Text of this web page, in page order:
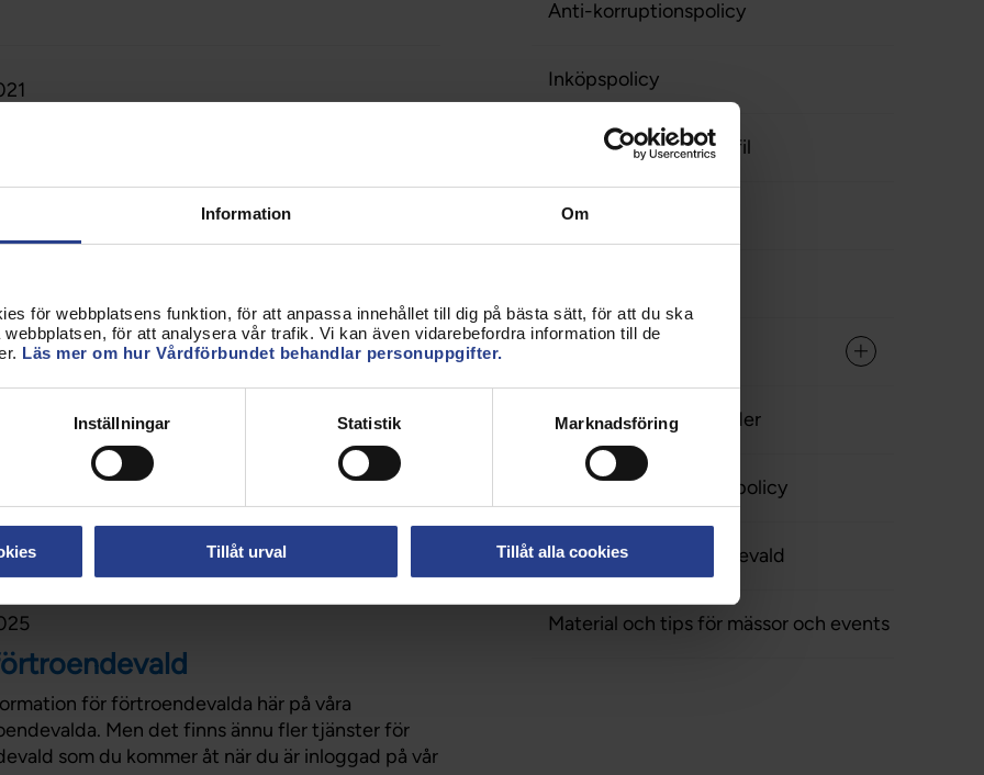
Information Om
för webbplatsens funktion, för att anpassa innehållet till dig på bästa sätt, för att du ska
för att analysera vår trafik. Vi kan även vidarebefordra information till de
Läs mer om hur Vårdförbundet behandlar personuppgifter.
Inställningar Statistik Marknadsföring
Tillåt urval Tillåt alla cookies
Anti-korruptionspolicy
Inköpspolicy
Mallar och grafisk profil
Medlemsbutiken
Hälsosamma arbetstider
Reseräkning och resepolicy
Tjänster för förtroendevald
Material och tips för mässor och events
som kan leda till vårdskador. Rotation och
det sociala livet negativt.
resepolicy
hotell, tåg- och flygresor samt hyrbil ska göras
samarbetar med, i första hand Tranås
för förtroendevalda här på våra
Men det finns ännu fler tjänster för
som du kommer åt när du är inloggad på vår